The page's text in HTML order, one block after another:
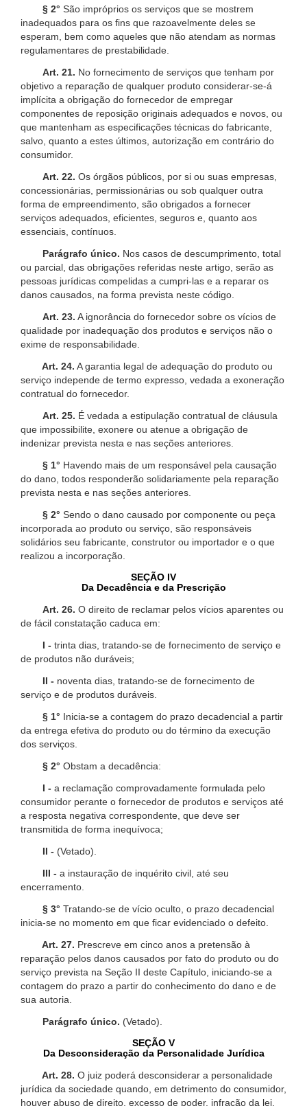
§ 2° São impróprios os serviços que se mostrem
inadequados para os fins que razoavelmente deles se
esperam, bem como aqueles que não atendam as normas
regulamentares de prestabilidade.
Art. 21. No fornecimento de serviços que tenham por
objetivo a reparação de qualquer produto considerar-se-á
implícita a obrigação do fornecedor de empregar
componentes de reposição originais adequados e novos, ou
que mantenham as especificações técnicas do fabricante,
salvo, quanto a estes últimos, autorização em contrário do
consumidor.
Art. 22. Os órgãos públicos, por si ou suas empresas,
concessionárias, permissionárias ou sob qualquer outra
forma de empreendimento, são obrigados a fornecer
serviços adequados, eficientes, seguros e, quanto aos
essenciais, contínuos.
Parágrafo único. Nos casos de descumprimento, total
ou parcial, das obrigações referidas neste artigo, serão as
pessoas jurídicas compelidas a cumpri-las e a reparar os
danos causados, na forma prevista neste código.
Art. 23. A ignorância do fornecedor sobre os vícios de
qualidade por inadequação dos produtos e serviços não o
exime de responsabilidade.
Art. 24. A garantia legal de adequação do produto ou
serviço independe de termo expresso, vedada a exoneração
contratual do fornecedor.
Art. 25. É vedada a estipulação contratual de cláusula
que impossibilite, exonere ou atenue a obrigação de
indenizar prevista nesta e nas seções anteriores.
§ 1° Havendo mais de um responsável pela causação
do dano, todos responderão solidariamente pela reparação
prevista nesta e nas seções anteriores.
§ 2° Sendo o dano causado por componente ou peça
incorporada ao produto ou serviço, são responsáveis
solidários seu fabricante, construtor ou importador e o que
realizou a incorporação.
SEÇÃO IV
Da Decadência e da Prescrição
Art. 26. O direito de reclamar pelos vícios aparentes ou
de fácil constatação caduca em:
I - trinta dias, tratando-se de fornecimento de serviço e
de produtos não duráveis;
II - noventa dias, tratando-se de fornecimento de
serviço e de produtos duráveis.
§ 1° Inicia-se a contagem do prazo decadencial a partir
da entrega efetiva do produto ou do término da execução
dos serviços.
§ 2° Obstam a decadência:
I - a reclamação comprovadamente formulada pelo
consumidor perante o fornecedor de produtos e serviços até
a resposta negativa correspondente, que deve ser
transmitida de forma inequívoca;
II - (Vetado).
III - a instauração de inquérito civil, até seu
encerramento.
§ 3° Tratando-se de vício oculto, o prazo decadencial
inicia-se no momento em que ficar evidenciado o defeito.
Art. 27. Prescreve em cinco anos a pretensão à
reparação pelos danos causados por fato do produto ou do
serviço prevista na Seção II deste Capítulo, iniciando-se a
contagem do prazo a partir do conhecimento do dano e de
sua autoria.
Parágrafo único. (Vetado).
SEÇÃO V
Da Desconsideração da Personalidade Jurídica
Art. 28. O juiz poderá desconsiderar a personalidade
jurídica da sociedade quando, em detrimento do consumidor,
houver abuso de direito, excesso de poder, infração da lei,